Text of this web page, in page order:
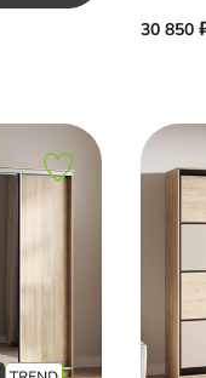
30 850